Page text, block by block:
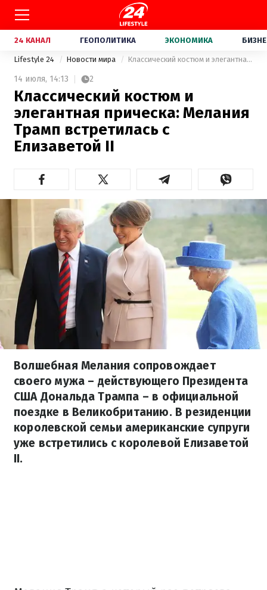
24 КАНАЛ ГЕОПОЛИТИКА ЭКОНОМИКА
Lifestyle 24 Новости мира Классический костюм и элегантная прическа: Мелания Трамп встретилась с Елизаветой ІІ
14 июля, 14:13 2
Классический костюм и
элегантная прическа: Мелания
Трамп встретилась с
Елизаветой ІІ
Волшебная Мелания сопровождает
своего мужа – действующего Президента
США Дональда Трампа – в официальной
поездке в Великобританию. В резиденции
королевской семьи американские супруги
уже встретились с королевой Елизаветой
II.